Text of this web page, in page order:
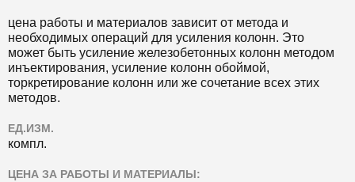
цена работы и материалов зависит от метода и
необходимых операций для усиления колонн. Это
может быть усиление железобетонных колонн методом
инъектирования, усиление колонн обоймой,
торкретирование колонн или же сочетание всех этих
методов.
ЕД.ИЗМ.
компл.
ЦЕНА ЗА РАБОТЫ И МАТЕРИАЛЫ: